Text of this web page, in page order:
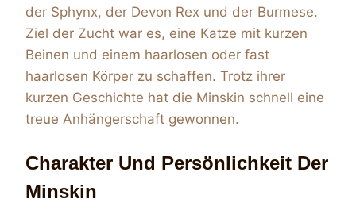
der Sphynx, der Devon Rex und der Burmese.
Ziel der Zucht war es, eine Katze mit kurzen
Beinen und einem haarlosen oder fast
haarlosen Körper zu schaffen. Trotz ihrer
kurzen Geschichte hat die Minskin schnell eine
treue Anhängerschaft gewonnen.
Charakter Und Persönlichkeit Der
Minskin